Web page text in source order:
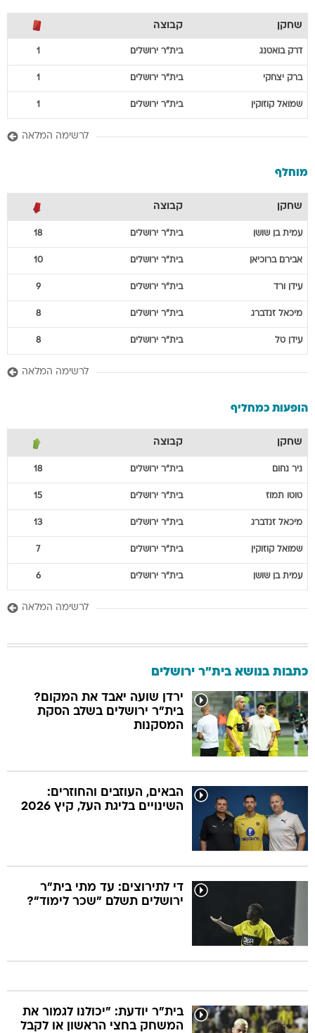
שחקן קבוצה
דרק בואטנג בית"ר ירושלים 1
ברק יצחקי בית"ר ירושלים 1
שמואל קוזוקין בית"ר ירושלים 1
לרשימה המלאה
מוחלף
שחקן קבוצה
עמית בן שושן בית"ר ירושלים 18
אבירם ברוכיאן בית"ר ירושלים 10
עידן ורד בית"ר ירושלים 9
מיכאל זנדברג בית"ר ירושלים 8
עידן טל בית"ר ירושלים 8
לרשימה המלאה
הופעות כמחליף
שחקן קבוצה
ניר נחום בית"ר ירושלים 18
טוטו תמוז בית"ר ירושלים 15
מיכאל זנדברג בית"ר ירושלים 13
שמואל קוזוקין בית"ר ירושלים 7
עמית בן שושן בית"ר ירושלים 6
לרשימה המלאה
כתבות בנושא בית"ר ירושלים
ירדן שועה יאבד את המקום?
בית"ר ירושלים בשלב הסקת
המסקנות
הבאים, העוזבים והחוזרים:
השינויים בליגת העל, קיץ 2026
די לתירוצים: עד מתי בית"ר
ירושלים תשלם "שכר לימוד"?
בית"ר יודעת: "יכולנו לגמור את
המשחק בחצי הראשון או לקבל